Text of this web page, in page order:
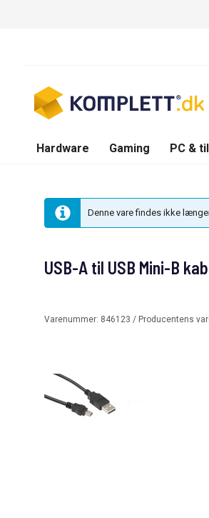
Hardware Gaming PC &
Denne vare findes ikke
USB-A til USB Mini-B
Varenummer: 846123 / Producentens